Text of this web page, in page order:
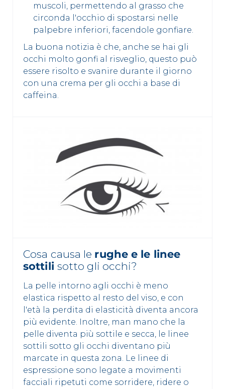
muscoli, permettendo al grasso che
circonda l'occhio di spostarsi nelle
palpebre inferiori, facendole gonfiare.
La buona notizia è che, anche se hai gli
occhi molto gonfi al risveglio, questo può
essere risolto e svanire durante il giorno
con una crema per gli occhi a base di
caffeina.
Cosa causa le rughe e le linee
sottili sotto gli occhi?
La pelle intorno agli occhi è meno
elastica rispetto al resto del viso, e con
l'età la perdita di elasticità diventa ancora
più evidente. Inoltre, man mano che la
pelle diventa più sottile e secca, le linee
sottili sotto gli occhi diventano più
marcate in questa zona. Le linee di
espressione sono legate a movimenti
facciali ripetuti come sorridere, ridere o